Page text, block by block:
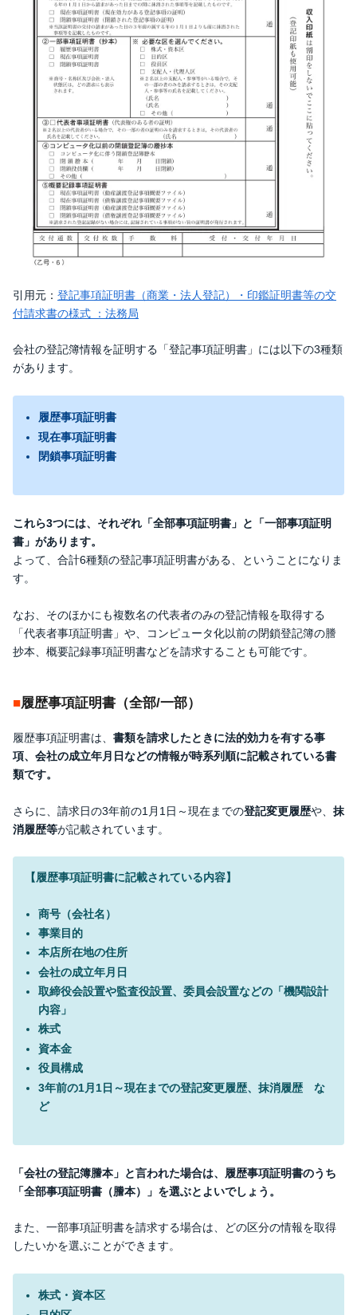
引用元： 登記事項証明書（商業・法人登記）・印鑑証明書等の交
付請求書の様式 ：法務局
会社の登記簿情報を証明する「登記事項証明書」には以下の3種類
があります。
履歴事項証明書
現在事項証明書
閉鎖事項証明書
これら3つには、それぞれ「全部事項証明書」と「一部事項証明
書」があります。
よって、合計6種類の登記事項証明書がある、ということになりま
す。
なお、そのほかにも複数名の代表者のみの登記情報を取得する
「代表者事項証明書」や、コンピュータ化以前の閉鎖登記簿の謄
抄本、概要記録事項証明書などを請求することも可能です。
履歴事項証明書（全部/一部）
履歴事項証明書は、 書類を請求したときに法的効力を有する事
項、会社の成立年月日などの情報が時系列順に記載されている書
類です。
さらに、請求日の3年前の1月1日～現在までの登記変更履歴や、 抹
消履歴等が記載されています。
【履歴事項証明書に記載されている内容】
商号（会社名）
事業目的
本店所在地の住所
会社の成立年月日
取締役会設置や監査役設置、委員会設置などの「機関設計
内容」
株式
資本金
役員構成
3年前の1月1日～現在までの登記変更履歴、抹消履歴 な
ど
「会社の登記簿謄本」と言われた場合は、履歴事項証明書のうち
「全部事項証明書（謄本）」を選ぶとよいでしょう。
また、一部事項証明書を請求する場合は、どの区分の情報を取得
したいかを選ぶことができます。
株式・資本区